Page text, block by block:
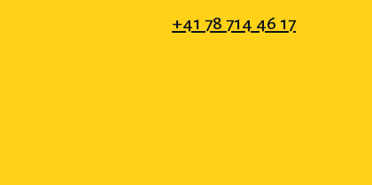
+41 78 714 46 17